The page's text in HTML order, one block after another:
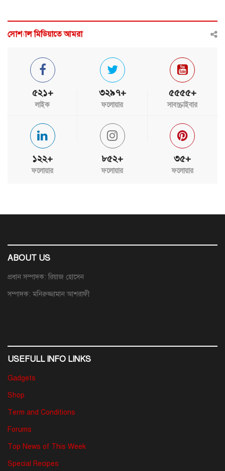
সোশ্যাল মিডিয়াতে আমরা
৫২১+
লাইক
৩২৯৭+
ফলোয়ার
৫৫৫৫+
সাবস্ক্রাইবার
১২২+
ফলোয়ার
৮৫২+
ফলোয়ার
৩৫+
ফলোয়ার
ABOUT US
প্রধান সম্পাদক: রিয়াজ হোসেন
সম্পাদক: মনিরুজ্জামান আশরাফী
USEFULL INFO LINKS
Gadgets
Shop
Term and Conditions
Forums
Top News of This Week
Special Recipes